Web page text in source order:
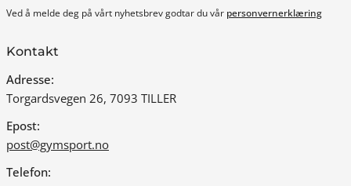
Ved å melde deg på vårt nyhetsbrev godtar du vår personvernerklæring
Kontakt
Adresse:
Torgardsvegen 26, 7093 TILLER
Epost:
post@gymsport.no
Telefon: